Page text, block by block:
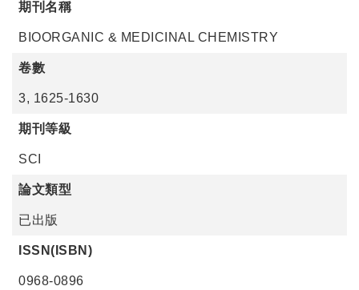
期刊名稱
BIOORGANIC & MEDICINAL CHEMISTRY
卷數
3, 1625-1630
期刊等級
SCI
論文類型
已出版
ISSN(ISBN)
0968-0896